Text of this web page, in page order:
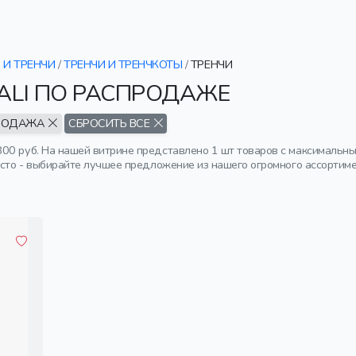
ТРЕНЧИ /ТРЕНЧИ И ТРЕНЧКОТЫ /ТРЕНЧИ
ПО РАСПРОДАЖЕ
СБРОСИТЬ ВСЕ
руб. На нашей витрине представлено 1 шт товаров с
- выбирайте лучшее предложение из нашего огромного